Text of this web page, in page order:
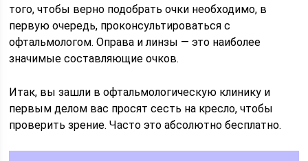
того, чтобы верно подобрать очки необходимо, в
первую очередь, проконсультироваться с
офтальмологом. Оправа и линзы — это наиболее
значимые составляющие очков.
Итак, вы зашли в офтальмологическую клинику и
первым делом вас просят сесть на кресло, чтобы
проверить зрение. Часто это абсолютно бесплатно.